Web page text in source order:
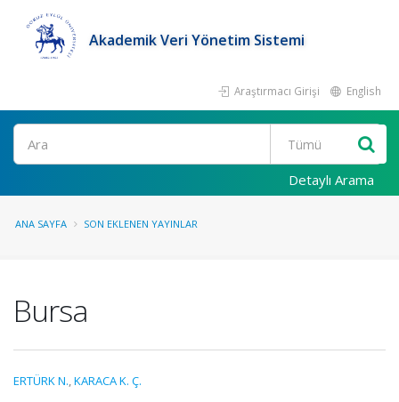
Akademik Veri Yönetim Sistemi
Araştırmacı Girişi English
Ara
Detaylı Arama
ANA SAYFA SON EKLENEN YAYINLAR
Bursa
ERTÜRK N.,KARACA K. Ç.